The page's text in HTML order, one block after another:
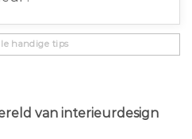
handige tips
van interieurdesign